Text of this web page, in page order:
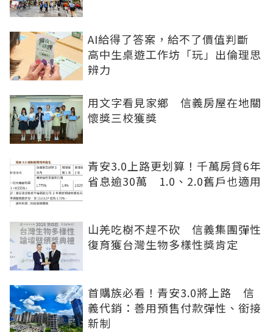
AI給得了答案，給不了價值判斷
高中生桌遊工作坊「玩」出倫理思
辨力
用文字看見家鄉 信義房屋在地關
懷獎三校獲獎
青安3.0上路更划算！千萬房貸6年
省息逾30萬 1.0、2.0舊戶也適用
山羌吃樹不趕不砍 信義集團彈性
復育獲台灣生物多樣性獎肯定
首購族必看！青安3.0將上路 信
義代銷：善用預售付款彈性、銜接
新制